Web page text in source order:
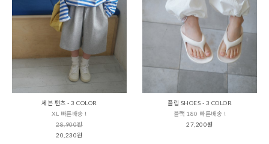
세븐 팬츠 - 3 COLOR
XL 빠른배송 !
28,900원
20,230원
플립 SHOES - 3 COLOR
블랙 180 빠른배송 !
27,200원